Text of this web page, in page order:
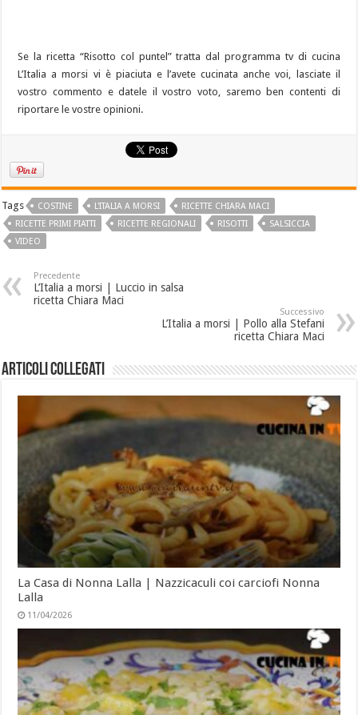
Se la ricetta “Risotto col puntel” tratta dal programma tv di cucina
L’Italia a morsi vi è piaciuta e l’avete cucinata anche voi, lasciate il
vostro commento e datele il vostro voto, saremo ben contenti di
riportare le vostre opinioni.
Tags COSTINE L'ITALIA A MORSI
RICETTE CHIARA MACI
RICETTE PRIMI PIATTI
RICETTE REGIONALI RISOTTI
SALSICCIA
VIDEO
Precedente
L’Italia a morsi | Luccio in salsa
ricetta Chiara Maci
Successivo
L’Italia a morsi | Pollo alla Stefani
ricetta Chiara Maci
Articoli collegati
La Casa di Nonna Lalla | Nazzicaculi coi carciofi Nonna
Lalla
11/04/2026